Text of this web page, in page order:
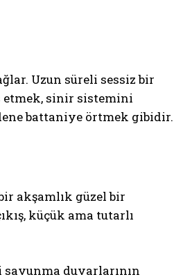
Uzun süreli sessiz bir
etmek, sinir sistemini
battaniye örtmek gibidir.
akşamlık güzel bir
küçük ama tutarlı
duvarlarının